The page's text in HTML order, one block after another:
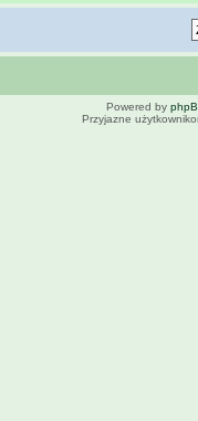
Powered by
Przyjazne